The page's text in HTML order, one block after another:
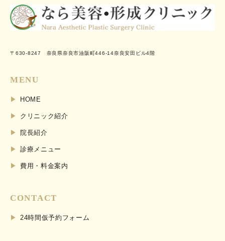
〒630-8247 奈良県奈良市油阪町446-14奈良安田ビル4階
MENU
HOME
クリニック紹介
院長紹介
診療メニュー
費用・料金案内
CONTACT
24時間仮予約フォーム